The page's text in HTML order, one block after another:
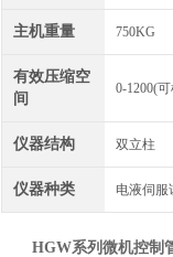
主机重量 750KG
有效压缩空
间
0-1200(
仪器结构 双立柱
仪器种类 电液伺服
HGW系列微机控制